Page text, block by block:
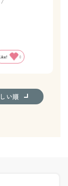
0
い順